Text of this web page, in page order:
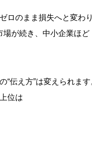
ロのまま損失へと変わり
が続き、中小企業ほ
伝え方”は変えられます
位は